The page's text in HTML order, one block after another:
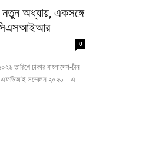
নতুন অধ্যায়, একসঙ্গে
0
তারিখে ঢাকার বাংলাদেশ-চীন
এফডিআই সম্মেলন ২০২৬ – এ